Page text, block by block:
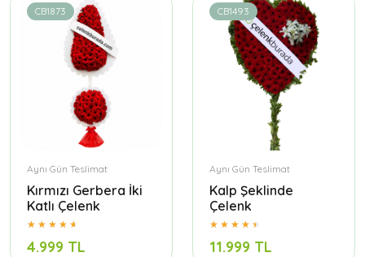
CB1873
Aynı Gün Teslimat
Kırmızı Gerbera İki
Katlı Çelenk
4.999 TL
CB1493
Aynı Gün Teslimat
Kalp Şeklinde
Çelenk
11.999 TL